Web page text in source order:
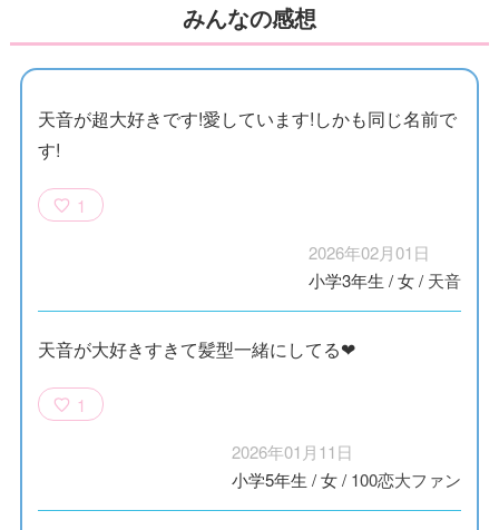
みんなの感想
天音が超大好きです!愛しています!しかも同じ名前で
す!
1
2026年02月01日
小学3年生 /女/ 天音
天音が大好きすきて髪型一緒にしてる❤
1
2026年01月11日
小学5年生 /女/ 100恋大ファン